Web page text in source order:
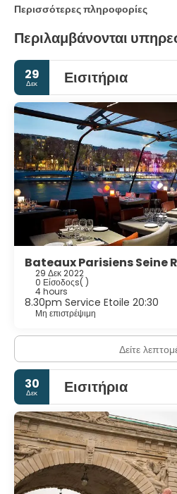
Περισσότερες πληροφορίες
Περιλαμβάνονται
29
Δεκ Εισιτήρια
Bateaux Parisiens Seine
29 Δεκ 2022
0 Είσοδοςs( )
4 hours
8.30pm Service Etoile 20:30
Μη επιστρέψιμη
Δείτε
30
Δεκ Εισιτήρια